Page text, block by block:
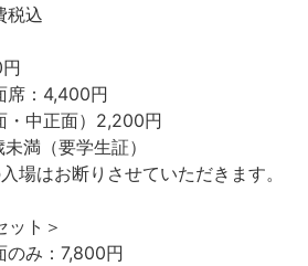
税込
席：4,400円
・中正面）2,200円
満（要学生証）
場はお断りさせていただきます。
ット＞
のみ：7,800円